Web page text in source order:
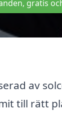
gratis
av
till rätt